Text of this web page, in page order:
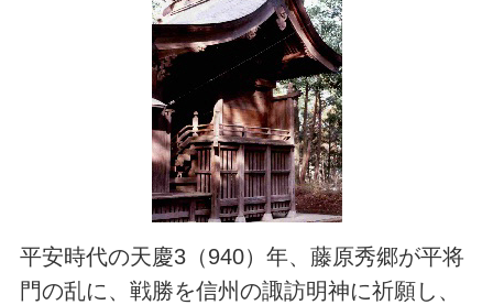
平安時代の天慶3（940）年、藤原秀郷が平将
門の乱に、戦勝を信州の諏訪明神に祈願し、